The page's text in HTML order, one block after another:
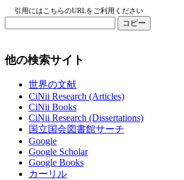
引用にはこちらのURLをご利用ください
コピー
他の検索サイト
世界の文献
CiNii Research (Articles)
CiNii Books
CiNii Research (Dissertations)
国立国会図書館サーチ
Google
Google Scholar
Google Books
カーリル